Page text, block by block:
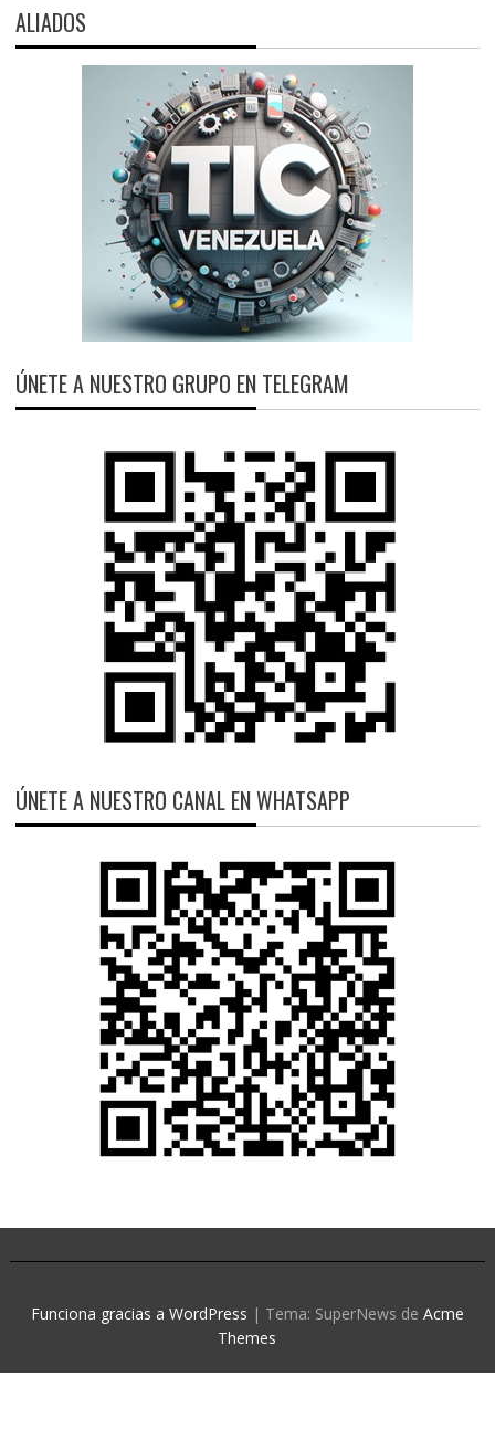
ALIADOS
ÚNETE A NUESTRO GRUPO EN TELEGRAM
ÚNETE A NUESTRO CANAL EN WHATSAPP
Funciona gracias a WordPress | Tema: SuperNews de Acme
Themes